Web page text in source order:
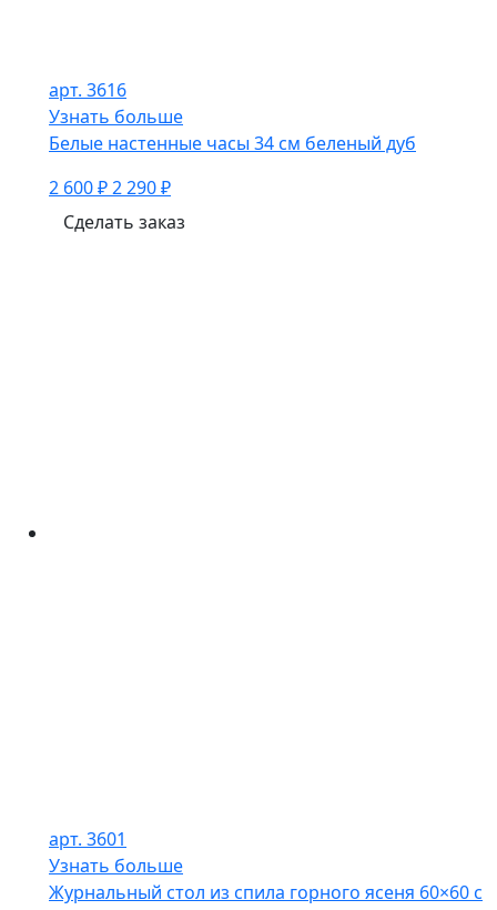
арт. 3616
Узнать больше
Белые настенные часы 34 см беленый дуб
2 600 ₽2 290 ₽
Сделать заказ
арт. 3601
Узнать больше
Журнальный стол из спила горного ясеня 60×60 с